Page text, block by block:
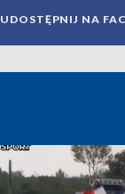
UDOSTĘPNIJ NA